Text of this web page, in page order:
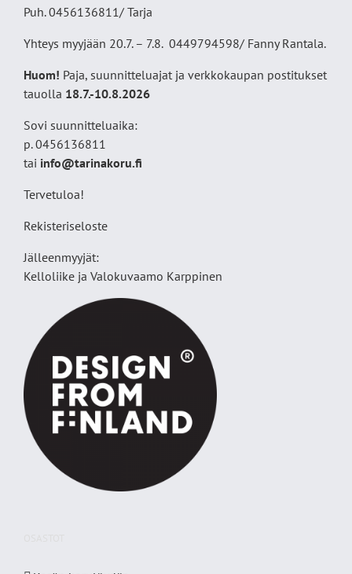
Puh. 0456136811/ Tarja
Yhteys myyjään 20.7. – 7.8. 0449794598/ Fanny Rantala.
Huom! Paja, suunnitteluajat ja verkkokaupan postitukset
tauolla 18.7.-10.8.2026
Sovi suunnitteluaika:
p. 0456136811
tai info@tarinakoru.fi
Tervetuloa!
Rekisteriseloste
Jälleenmyyjät:
Kelloliike ja Valokuvaamo Karppinen